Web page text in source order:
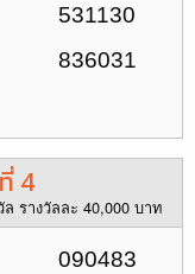
531130
836031
4
ล รางวัลละ 40,000 บาท
090483